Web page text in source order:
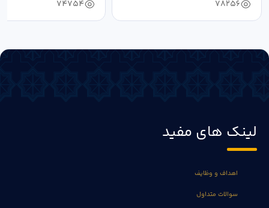
78256
74754
لینک های مفید
اهداف و وظایف
سوالات متداول